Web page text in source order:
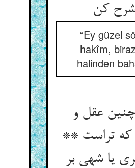
کن‏
“Ey güzel
hakîm,
halinden
عقل و
که تراست **
یا شهی بر